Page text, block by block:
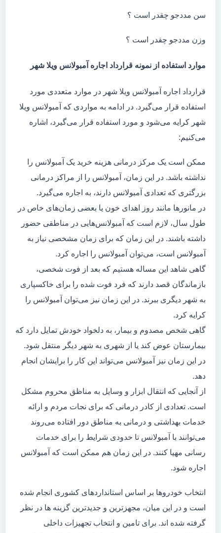
سن مددجو چقدر است ؟
وزن مددجو چقدر است ؟
موارد استفاده از نمونه قرارداد اجاره آمبولانس ویلا شهر
قرارداد اجاره آمبولانس ویلا شهر در موارد متعددی مورد
استفاده قرار می‌گیرد. در ادامه به مواردی که آمبولانس ویلا
شهر کرایه می‌شود و مورد استفاده قرار می‌گیرد، اشاره
می‌کنیم:
ممکن است یک مرکز درمانی هزینه خرید یک آمبولانس را
نداشته باشد. در این زمان، آمبولانس را از مراکز درمانی
بزرگتری که تعدادی آمبولانس دارند، به اجاره می‌گیرد.
در مانور‌ها مانند روز اهدای خون یا بعضی زمان‌های خاص در
طول سال، لازم است که آمبولانس‌هایی در مناطقی حضور
داشته باشند. در این زمان که برای زمان مشخصی نیاز به
آمبولانس است، می‌توان آمبولانس را اجاره کرد.
گاهی شاهد این مساله هستیم که بعد از فوت شخصی،
بازماندگان قصد دارند که فرد فوت شده را برای خاکسپاری
به شهر دیگری ببرند. در این زمان نیز می‌توان آمبولانس را
کرایه کرد.
گاهی شخص مصدوم و بیمار، به دلخواد خودش تمایل دارد که
بیمارستان عوض کند یا از شهری به شهر دیگر منتقل شود.
در این زمان نیز آمبولانس می‌تواند این کار را برایشان انجام
دهد.
از آنجایی که انتقال ابزار و وسایل به مناظق محروم مشکل
است. تعدادی از کادر درمانی که برای نجات مردم و ارائه
خدمات بهداشتی و درمانی به مناطق دور افتاده می‌روند
می‌توانند با آمبولانس تا حدودی شرایط را برای خدمات
رسانی مهیا کنند. در این زمان هم ممکن است که آمبولانس
اجاره شود.
انتخاب خودروها بر اساس استانداردهای کشوری انجام شده
است و در این میان، مجهزترین و جدیدترین گزینه ها در نظر
گرفته شده اند. برای تامین و انتخاب تجهیزات داخلی